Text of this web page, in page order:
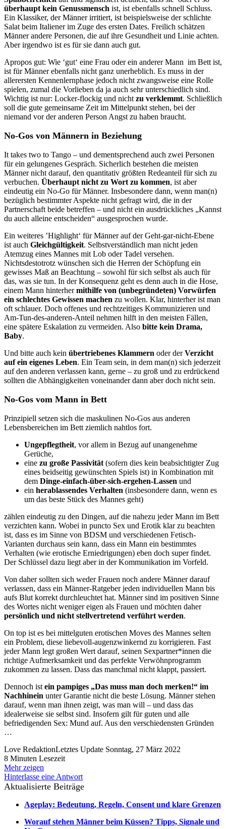
überhaupt kein Genussmensch ist, ist ebenfalls schnell Schluss.
Ein Klassiker, der Männer irritiert, ist beispielsweise der schlichte
Salat beim Italiener im Zuge des ersten Dates. Freilich schätzen
Männer andere Personen, die auf ihre Gesundheit und Linie achten.
Aber irgendwo ist es für sie dann auch gut.
Apropos gut: Wie ‘gut‘ eine Frau oder ein anderer Mann im Bett ist,
ist für Männer ebenfalls nicht ganz unerheblich. Es muss in der
allerersten Kennenlernphase jedoch nicht zwangsweise eine Rolle
spielen, zumal die Vorlieben da ja auch sehr unterschiedlich sind.
Wichtig ist nur: Locker-flockig und nicht zu verklemmt. Schließlich
soll die gute gemeinsame Zeit im Mittelpunkt stehen, bei der
niemand vor der anderen Person Angst zu haben braucht.
No-Gos von Männern in Beziehung
It takes two to Tango – und dementsprechend auch zwei Personen
für ein gelungenes Gespräch. Sicherlich bestehen die meisten
Männer nicht darauf, den quantitativ größten Redeanteil für sich zu
verbuchen. Überhaupt nicht zu Wort zu kommen, ist aber
eindeutig ein No-Go für Männer. Insbesondere dann, wenn man(n)
bezüglich bestimmter Aspekte nicht gefragt wird, die in der
Partnerschaft beide betreffen – und nicht ein ausdrückliches „Kannst
du auch alleine entscheiden“ ausgesprochen wurde.
Ein weiteres ’Highlight‘ für Männer auf der Geht-gar-nicht-Ebene
ist auch Gleichgültigkeit. Selbstverständlich man nicht jeden
Atemzug eines Mannes mit Lob oder Tadel versehen.
Nichtsdestotrotz wünschen sich die Herren der Schöpfung ein
gewisses Maß an Beachtung – sowohl für sich selbst als auch für
das, was sie tun. In der Konsequenz geht es denn auch in die Hose,
einem Mann hinterhermithilfe von (unbegründeten) Vorwürfen
ein schlechtes Gewissen machen zu wollen. Klar, hinterher ist man
oft schlauer. Doch offenes und rechtzeitiges Kommunizieren und
Am-Tun-des-anderen-Anteil nehmen hilft in den meisten Fällen,
eine spätere Eskalation zu vermeiden. Also bitte kein Drama,
Baby.
Und bitte auch kein übertriebenes Klammern oder derVerzicht
auf ein eigenes Leben. Ein Team sein, in dem man(n) sich jederzeit
auf den anderen verlassen kann, gerne – zu groß und zu erdrückend
sollten die Abhängigkeiten voneinander dann aber doch nicht sein.
No-Gos vom Mann in Bett
Prinzipiell setzen sich die maskulinen No-Gos aus anderen
Lebensbereichen im Bett ziemlich nahtlos fort.
Ungepflegtheit, vor allem in Bezug auf unangenehme
Gerüche,
eine zu große Passivität (sofern dies kein beabsichtigter Zug
eines beidseitig gewünschten Spiels ist) in Kombination mit
dem Dinge-einfach-über-sich-ergehen-Lassen und
ein herablassendes Verhalten (insbesondere dann, wenn es
um das beste Stück des Mannes geht)
zählen eindeutig zu den Dingen, auf die nahezu jeder Mann im Bett
verzichten kann. Wobei in puncto Sex und Erotik klar zu beachten
ist, dass es im Sinne von BDSM und verschiedenen Fetisch-
Varianten durchaus sein kann, dass ein Mann ein bestimmtes
Verhalten (wie erotische Erniedrigungen) eben doch super findet.
Der Schlüssel dazu liegt aber in der Kommunikation im Vorfeld.
Von daher sollten sich weder Frauen noch andere Männer darauf
verlassen, dass ein Männer-Ratgeber jeden individuellen Mann bis
aufs Blut korrekt durchleuchtet hat. Männer sind im positiven Sinne
des Wortes nicht weniger eigen als Frauen und möchten daher
persönlich und nicht stellvertretend verführt werden.
On top ist es bei mittelguten erotischen Moves des Mannes selten
ein Problem, diese liebevoll-augenzwinkernd zu korrigieren. Fast
jeder Mann legt großen Wert darauf, seinen Sexpartner*innen die
richtige Aufmerksamkeit und das perfekte Verwöhnprogramm
zukommen zu lassen. Dass das manchmal nicht klappt, passiert.
Dennoch ist ein pampiges „Das muss man doch merken!“ im
Nachhinein unter Garantie nicht die beste Lösung. Männer stehen
darauf, wenn man ihnen zeigt, was man will – und dass das
idealerweise sie selbst sind. Insofern gilt für guten und alle
befriedigenden Sex: Mund auf. Aus den verschiedensten Gründen
…
Love RedaktionLetztes Update Sonntag, 27 März 2022
8 Minuten Lesezeit
Mehr zeigen
Hinterlasse eine Antwort
Aktualisierte Beiträge
Ageplay: Bedeutung, Regeln, Consent und klare Grenzen
Worauf stehen Männer beim Küssen? Tipps, Signale und